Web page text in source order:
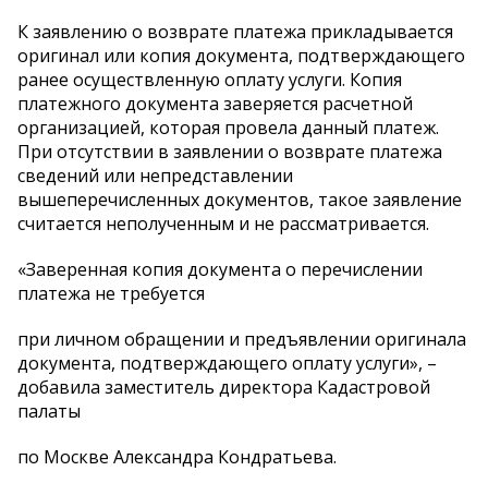
К заявлению о возврате платежа прикладывается
оригинал или копия документа, подтверждающего
ранее осуществленную оплату услуги. Копия
платежного документа заверяется расчетной
организацией, которая провела данный платеж.
При отсутствии в заявлении о возврате платежа
сведений или непредставлении
вышеперечисленных документов, такое заявление
считается неполученным и не рассматривается.
«Заверенная копия документа о перечислении
платежа не требуется
при личном обращении и предъявлении оригинала
документа, подтверждающего оплату услуги», –
добавила заместитель директора Кадастровой
палаты
по Москве Александра Кондратьева.